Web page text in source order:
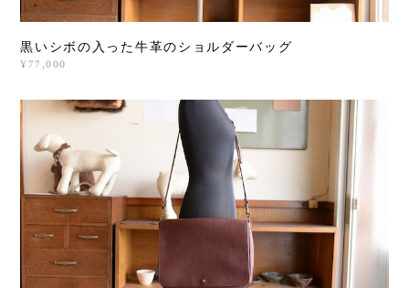
黒いシボの入った牛革のショルダーバッグ
¥77,000